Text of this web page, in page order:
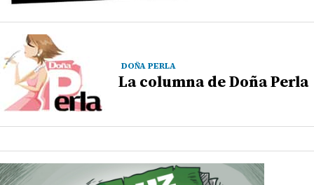
DOÑA PERLA
La columna de Doña Perla